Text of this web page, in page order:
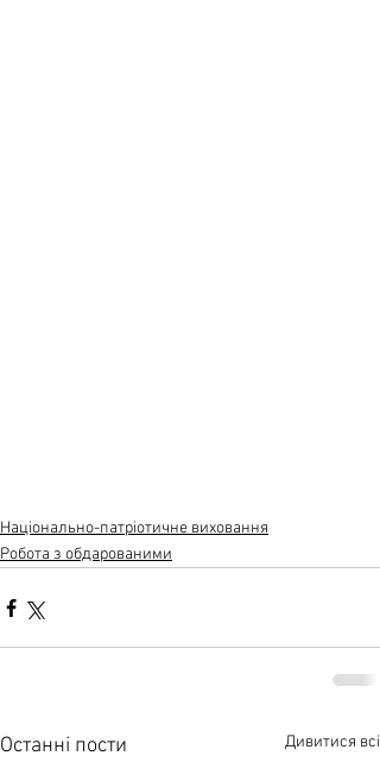
Національно-патріотичне виховання
Робота з обдарованими
Останні пости Дивитися всі